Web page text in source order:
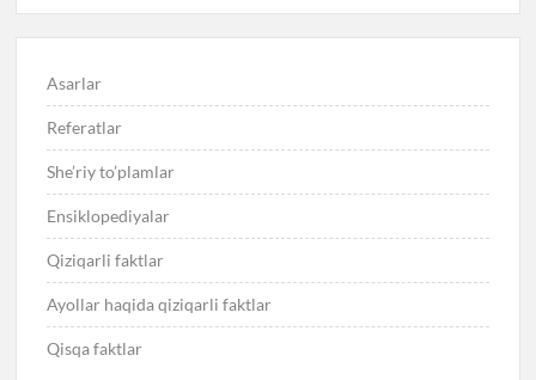
Asarlar
Referatlar
She’riy to’plamlar
Ensiklopediyalar
Qiziqarli faktlar
Ayollar haqida qiziqarli faktlar
Qisqa faktlar